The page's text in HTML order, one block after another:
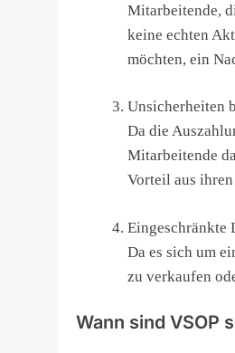
Mitarbeitende,
keine echten
möchten, ein
Unsicherheiten
Da die
Mitarbeitende
Vorteil aus
Eingeschränkte
Da es sich um
zu verkaufen
Wann sind VSOP